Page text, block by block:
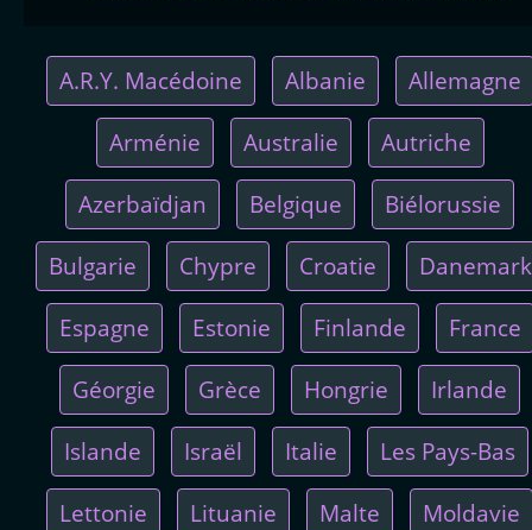
A.R.Y. Macédoine Albanie Allemagne
Arménie Australie Autriche
Azerbaïdjan Belgique Biélorussie
Bulgarie Chypre Croatie Danemark
Espagne Estonie Finlande France
Géorgie Grèce Hongrie Irlande
Islande Israël Italie Les Pays-Bas
Lettonie Lituanie Malte Moldavie